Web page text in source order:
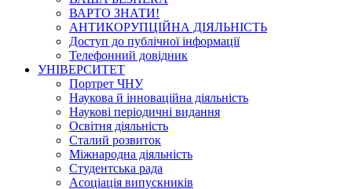
ВАРТО ЗНАТИ!
АНТИКОРУПЦІЙНА ДІЯЛЬНІСТЬ
Доступ до публічної інформації
Телефонний довідник
УНІВЕРСИТЕТ
Портрет ЧНУ
Наукова й інноваційна діяльність
Наукові періодичні видання
Освітня діяльність
Сталий розвиток
Міжнародна діяльність
Студентська рада
Асоціація випускників